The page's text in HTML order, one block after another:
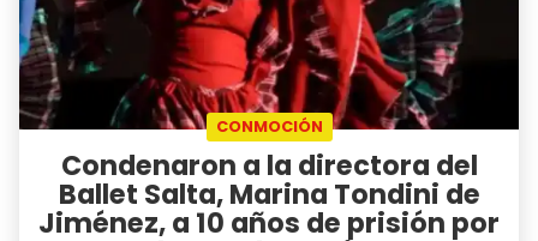
CONMOCIÓN
Condenaron a la directora del
Ballet Salta, Marina Tondini de
Jiménez, a 10 años de prisión por